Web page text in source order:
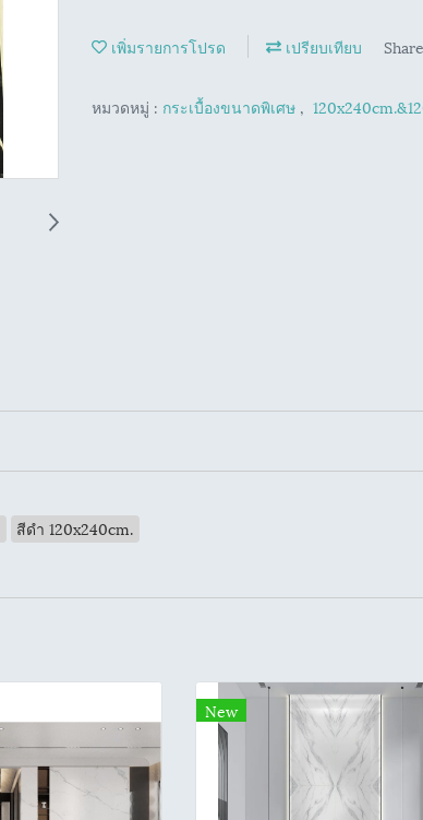
เพิ่มรายการโปรด เปรียบเทียบ Share
หมวดหมู่ : กระเบื้องขนาดพิเศษ ,
สีดำ 120x240cm.
New